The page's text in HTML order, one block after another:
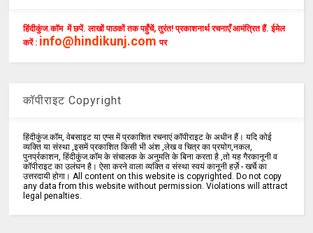
हिंदीकुंज.कॉम में छपें. लाखों पाठकों तक पहुँचें, तुरंत! प्रकाशनार्थ रचनाएँ आमंत्रित हैं. ईमेल
करें : info@hindikunj.com पर
कॉपीराइट Copyright
हिंदीकुंज.कॉम, वेबसाइट या एप्स में प्रकाशित रचनाएं कॉपीराइट के अधीन हैं। यदि कोई
व्यक्ति या संस्था ,इसमें प्रकाशित किसी भी अंश ,लेख व चित्र का प्रयोग,नकल,
पुनर्प्रकाशन, हिंदीकुंज.कॉम के संचालक के अनुमति के बिना करता है ,तो यह गैरकानूनी व
कॉपीराइट का उलंघन है। ऐसा करने वाला व्यक्ति व संस्था स्वयं कानूनी हर्ज़े - खर्चे का
उत्तरदायी होगा। All content on this website is copyrighted. Do not copy
any data from this website without permission. Violations will attract
legal penalties.